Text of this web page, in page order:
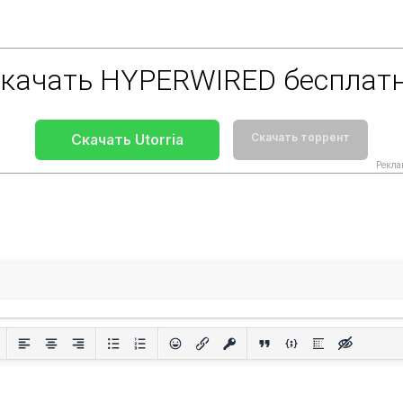
HYPERWIRED
Скачать Utorria Скачать торрент